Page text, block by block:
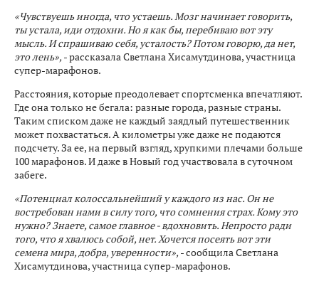
«Чувствуешь иногда, что устаешь. Мозг начинает говорить,
ты устала, иди отдохни. Но я как бы, перебиваю вот эту
мысль. И спрашиваю себя, усталость? Потом говорю, да нет,
это лень», - рассказала Светлана Хисамутдинова, участница
супер-марафонов.
Расстояния, которые преодолевает спортсменка впечатляют.
Где она только не бегала: разные города, разные страны.
Таким списком даже не каждый заядлый путешественник
может похвастаться. А километры уже даже не подаются
подсчету. За ее, на первый взгляд, хрупкими плечами больше
100 марафонов. И даже в Новый год участвовала в суточном
забеге.
«Потенциал колоссальнейший у каждого из нас. Он не
востребован нами в силу того, что сомнения страх. Кому это
нужно? Знаете, самое главное - вдохновить. Непросто ради
того, что я хвалюсь собой, нет. Хочется посеять вот эти
семена мира, добра, уверенности», - сообщила Светлана
Хисамутдинова, участница супер-марафонов.